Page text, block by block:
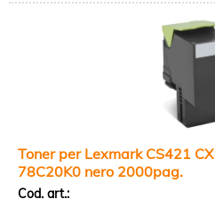
Toner per Lexmark CS421
78C20K0 nero 2000pag.
Cod. art.: